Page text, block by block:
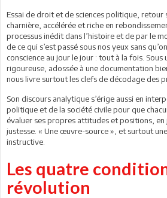
Essai de droit et de sciences politique,
charnière, accélérée et riche en
processus inédit dans l’histoire et de par le
de ce qui s’est passé sous nos yeux sans
conscience au jour le jour : tout à la fois. Sous
rigoureuse, adossée à une documentation
nous livre surtout les clefs de décodage des
Son discours analytique s’érige aussi en
politique et de la société civile pour que
évaluer ses propres attitudes et positions,
justesse. « Une œuvre-source », et surtout
instructive.
Les quatre
révolution